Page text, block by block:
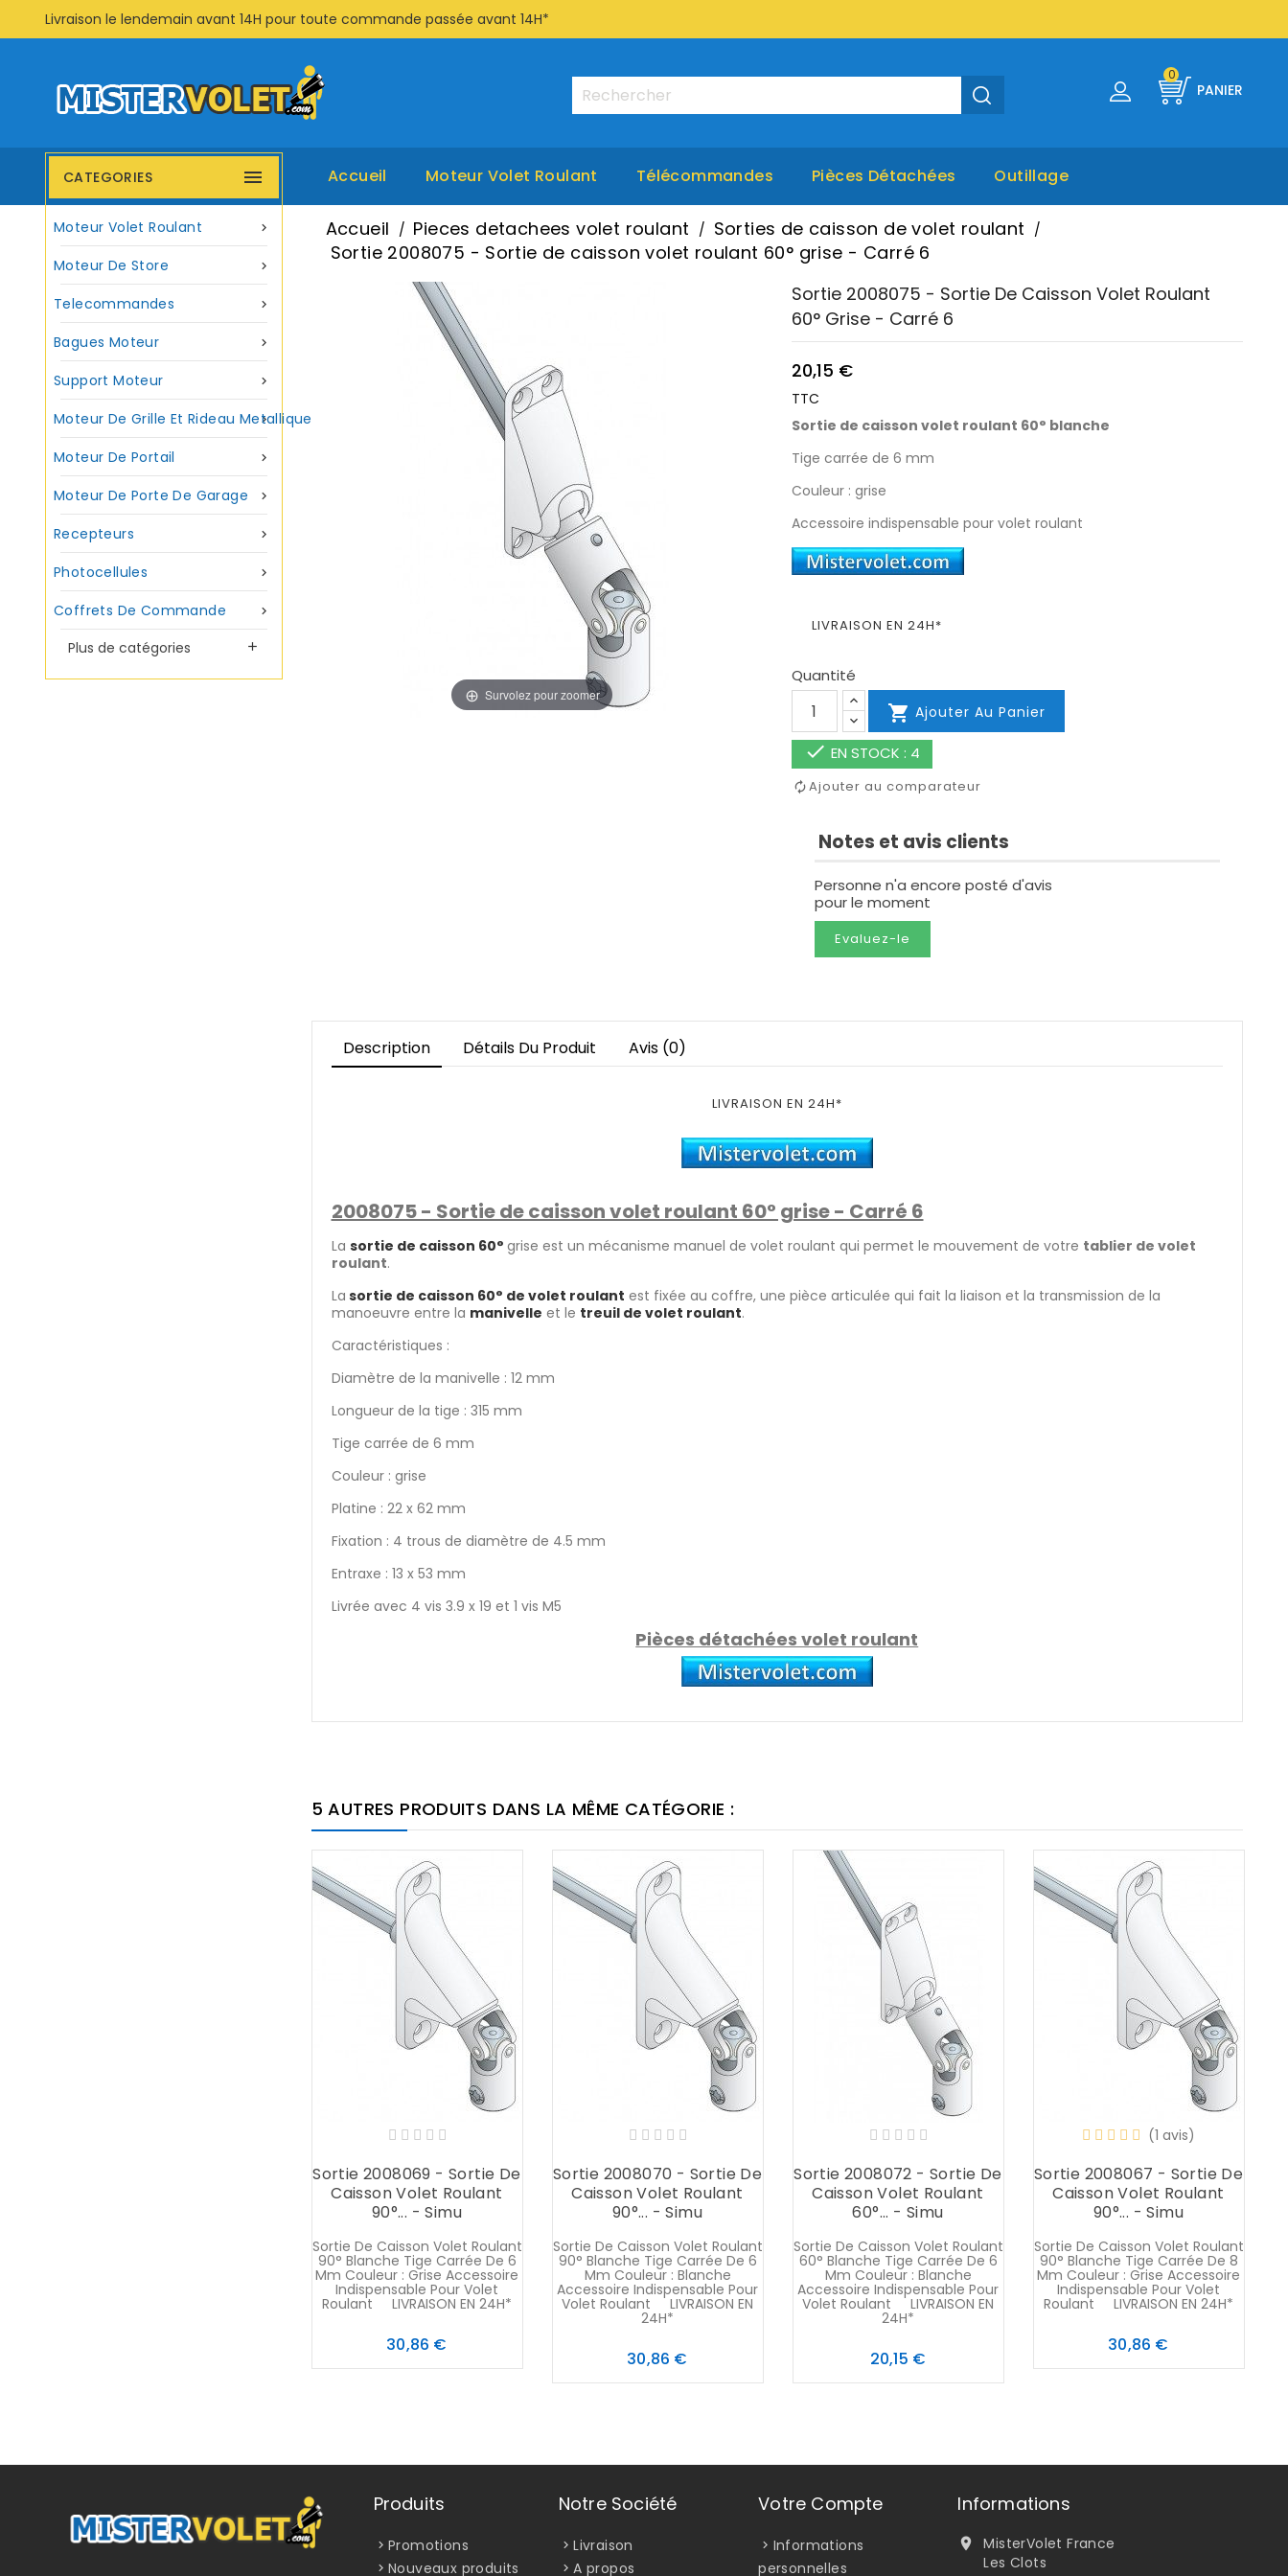
Livraison le lendemain avant 14H pour toute commande passée avant 14H*
PANIER
0
Accueil Moteur Volet Roulant Télécommandes Pièces Détachées Outillage
CATEGORIES 

Moteur Volet Roulant

Moteur De Store

Telecommandes

Bagues Moteur

Support Moteur

Moteur De Grille Et Rideau Metallique

Moteur De Portail

Moteur De Porte De Garage

Recepteurs

Photocellules

Coffrets De Commande
Plus de catégories

Accueil Pieces detachees volet roulant
Sorties de caisson de volet roulant
Sortie 2008075 - Sortie de caisson volet roulant 60° grise - Carré 6
Survolez pour zoomer
Sortie 2008075 - Sortie De Caisson Volet Roulant
60° Grise - Carré 6
20,15 €
TTC
Sortie de caisson volet roulant 60° blanche
Tige carrée de 6 mm
Couleur : grise
Accessoire indispensable pour volet roulant
LIVRAISON EN 24H*
Quantité
 Ajouter Au Panier
 EN STOCK : 4
Ajouter au comparateur
Notes et avis clients
Personne n'a encore posté d'avis
pour le moment
Evaluez-le
Description Détails Du Produit Avis (0)
LIVRAISON EN 24H*
2008075 - Sortie de caisson volet roulant 60° grise - Carré 6
La sortie de caisson 60° grise est un mécanisme manuel de volet roulant qui permet le mouvement de votre tablier de volet
roulant.
La sortie de caisson 60° de volet roulant est fixée au coffre, une pièce articulée qui fait la liaison et la transmission de la
manoeuvre entre la manivelle et le treuil de volet roulant.
Caractéristiques :
Diamètre de la manivelle : 12 mm
Longueur de la tige : 315 mm
Tige carrée de 6 mm
Couleur : grise
Platine : 22 x 62 mm
Fixation : 4 trous de diamètre de 4.5 mm
Entraxe : 13 x 53 mm
Livrée avec 4 vis 3.9 x 19 et 1 vis M5
Pièces détachées volet roulant
5 AUTRES PRODUITS DANS LA MÊME CATÉGORIE :
Sortie 2008069 - Sortie De
Caisson Volet Roulant
90°... - Simu
Sortie De Caisson Volet Roulant
90° Blanche Tige Carrée De 6
Mm Couleur : Grise Accessoire
Indispensable Pour Volet
Roulant LIVRAISON EN 24H*
30,86 €
Sortie 2008070 - Sortie De
Caisson Volet Roulant
90°... - Simu
Sortie De Caisson Volet Roulant
90° Blanche Tige Carrée De 6
Mm Couleur : Blanche
Accessoire Indispensable Pour
Volet Roulant LIVRAISON EN
24H*
30,86 €
Sortie 2008072 - Sortie De
Caisson Volet Roulant
60°... - Simu
Sortie De Caisson Volet Roulant
60° Blanche Tige Carrée De 6
Mm Couleur : Blanche
Accessoire Indispensable Pour
Volet Roulant LIVRAISON EN
24H*
20,15 €
(1 avis)
Sortie 2008067 - Sortie De
Caisson Volet Roulant
90°... - Simu
Sortie De Caisson Volet Roulant
90° Blanche Tige Carrée De 8
Mm Couleur : Grise Accessoire
Indispensable Pour Volet
Roulant LIVRAISON EN 24H*
30,86 €
Produits
Promotions
Nouveaux produits
Notre Société
Livraison
A propos
Votre Compte
Informations
personnelles
Informations

MisterVolet France
Les Clots